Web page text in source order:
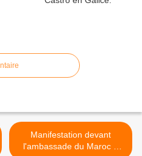
Manifestation devant
l'ambassade du Maroc à